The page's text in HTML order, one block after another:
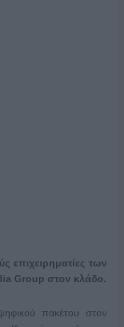
επιχειρηματίες των
Group στον κλάδο.
πακέτου στον